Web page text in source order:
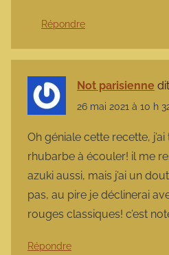
Répondre
Not parisienne
26 mai 2021 à 10 h
Oh géniale cette recette,
rhubarbe à écouler! il me
azuki aussi, mais j’ai un
pas, au pire je déclinerai
rouges classiques! c’est
Répondre